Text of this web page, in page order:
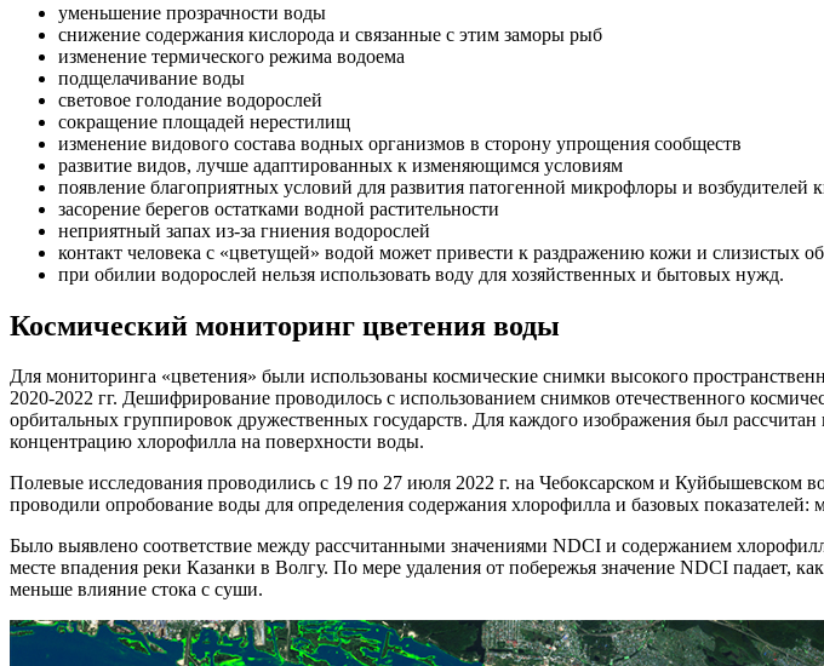
уменьшение прозрачности воды
снижение содержания кислорода и связанные с этим заморы рыб
изменение термического режима водоема
подщелачивание воды
световое голодание водорослей
сокращение площадей нерестилищ
изменение видового состава водных организмов в сторону упрощения сообществ
развитие видов, лучше адаптированных к изменяющимся условиям
появление благоприятных условий для развития патогенной микрофлоры и возбудителей
засорение берегов остатками водной растительности
неприятный запах из-за гниения водорослей
контакт человека с «цветущей» водой может привести к раздражению кожи и слизистых
при обилии водорослей нельзя использовать воду для хозяйственных и бытовых нужд.
Космический мониторинг цветения воды
Для мониторинга «цветения» были использованы космические снимки высокого
2020-2022 гг. Дешифрирование проводилось с использованием снимков отечественного
орбитальных группировок дружественных государств. Для каждого изображения был рассчитан
концентрацию хлорофилла на поверхности воды.
Полевые исследования проводились с 19 по 27 июля 2022 г. на Чебоксарском и
проводили опробование воды для определения содержания хлорофилла и базовых
Было выявлено соответствие между рассчитанными значениями NDCI и содержанием
месте впадения реки Казанки в Волгу. По мере удаления от побережья значение NDCI падает,
меньше влияние стока с суши.